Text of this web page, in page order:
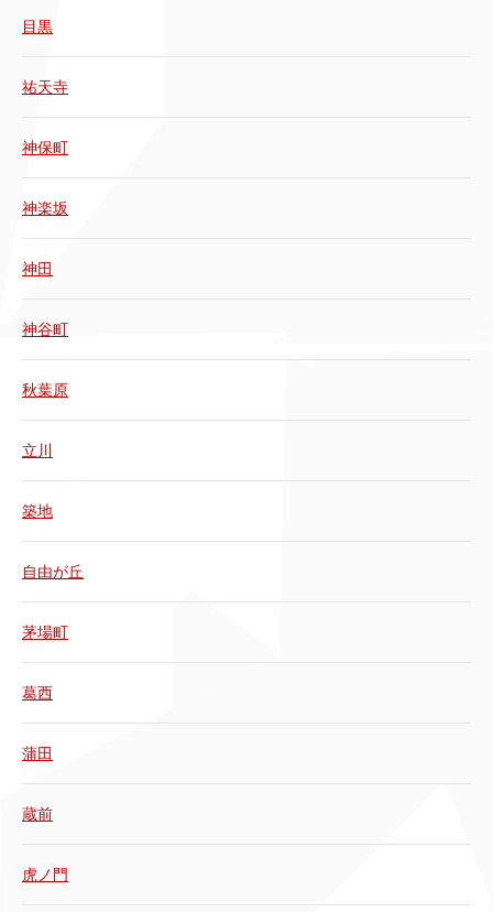
目黒
祐天寺
神保町
神楽坂
神田
神谷町
秋葉原
立川
築地
自由が丘
茅場町
葛西
蒲田
蔵前
虎ノ門